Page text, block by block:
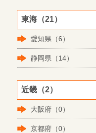
東海（21）
愛知県（6）
静岡県（14）
近畿（2）
大阪府（0）
京都府（0）